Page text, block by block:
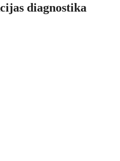
diagnostika